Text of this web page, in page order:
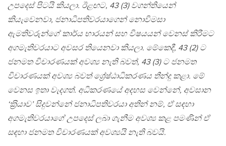
උපදෙස් පිටයි කියලා. ඊළඟට, 43 (3) වගන්තියෙන්
කියැවෙනවා, ජනාධිපතිවරයාගෙන් නොවිමසා
ඇමතිවරුන්ගේ කාර්ය භාරයන් සහ විෂයයන් වෙනස් කිරීමට
අගමැතිවරයාට අවසර තියෙනවා කියලා. මේකෙදී, 43 (2) ට
ජනමත විචාරණයක් අවශ්‍ය නැති බවත්, 43 (3) ට ජනමත
විචාරණයක් අවශ්‍ය බවත් ශ්‍රේෂ්ඨාධිකරණය තීන්දු කළා. මේ
වෙනස ඉතා වැදගත්. අධිකරණයේ අදහස වෙන්නේ, අවසාන
‘ක‍්‍රියාව’ සිදුවන්නේ ජනාධිපතිවරයා අතින් නම්, ඒ සඳහා
අගමැතිවරයාගේ උපදෙස් ලබා ගැනීම අවශ්‍ය කළ පමණින් ඒ
සඳහා ජනමත විචාරණයක් අවශ්‍යයි නැති බවයි.